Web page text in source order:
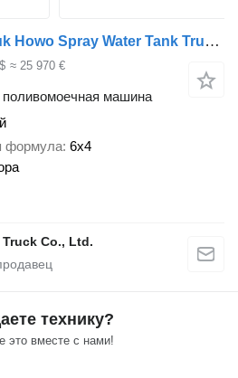
Sinotruk Howo Sinotruk Howo Spray Water Tank Truck for Sale in Algeria
≈ 25 970 €
машина
формула 6x4
Co., Ltd.
технику?
это вместе с нами!